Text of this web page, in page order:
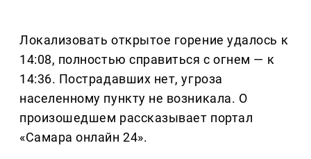
Локализовать открытое горение удалось к
14:08, полностью справиться с огнем — к
14:36. Пострадавших нет, угроза
населенному пункту не возникала. О
произошедшем рассказывает портал
«Самара онлайн 24».